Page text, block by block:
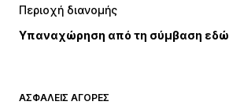
Εσώρουχα
Παλτό
Φούστες
Περιοχή διανομής
Υπαναχώρηση από τη σύμβαση εδώ
ΑΣΦΑΛΕΊΣ ΑΓΟΡΈΣ